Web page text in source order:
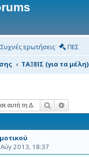
Συχνές ερωτήσεις ΠΕΣ
ΤΑΞΕΙΣ (για τα μέλη)
Αναζήτηση
2013, 18:37